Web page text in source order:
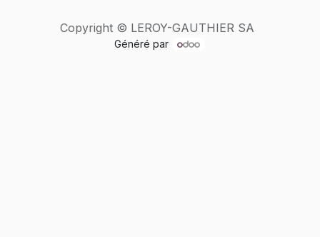
Copyright © LEROY-GAUTHIER SA
Généré par